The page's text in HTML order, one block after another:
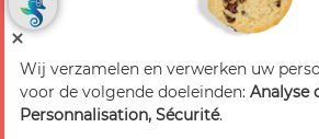
© 2026 Valence Romans
voorbehouden
Wij verzamelen en verwerken uw
voor de volgende doeleinden: Analyse
Personnalisation, Sécurité.